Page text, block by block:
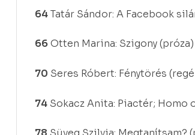
64Tatár Sándor: A Facebook
66Otten Marina: Szigony (próza)
70 Seres Róbert: Fénytörés
74 Sokacz Anita: Piactér; Homo